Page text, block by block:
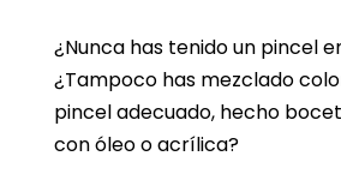
¿Nunca has tenido un pincel
¿Tampoco has mezclado
pincel adecuado, hecho
con óleo o acrílica?